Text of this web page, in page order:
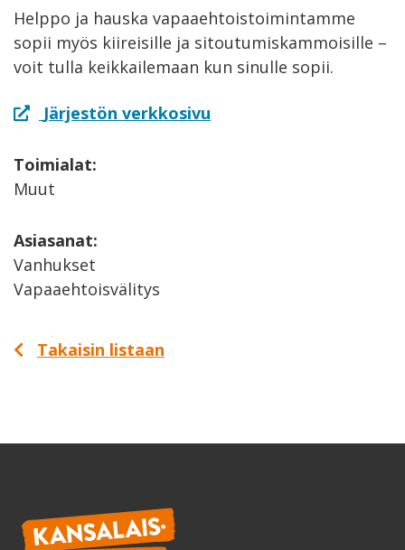
Helppo ja hauska vapaaehtoistoimintamme
sopii myös kiireisille ja sitoutumiskammoisille –
voit tulla keikkailemaan kun sinulle sopii.
Järjestön verkkosivu
Toimialat:
Muut
Asiasanat:
Vanhukset
Vapaaehtoisvälitys
Takaisin listaan